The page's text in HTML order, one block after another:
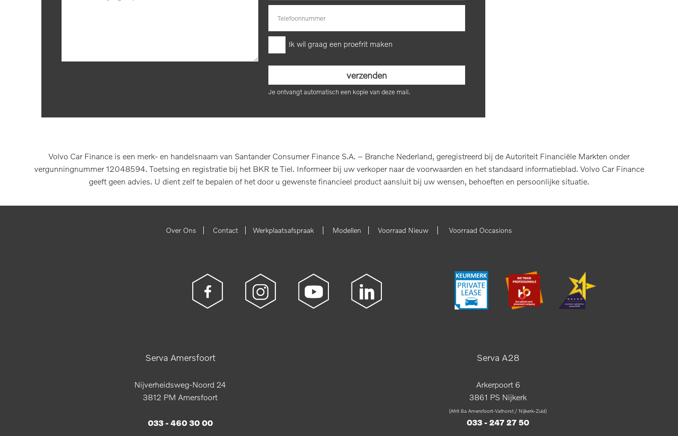
Ik wil graag een proefrit maken
Je ontvangt automatisch een kopie van deze mail.
Volvo Car Finance is een merk- en handelsnaam van Santander Consumer Finance S.A. – Branche Nederland, geregistreerd bij de Autoriteit Financiële Markten onder
vergunningnummer 12048594. Toetsing en registratie bij het BKR te Tiel. Informeer bij uw verkoper naar de voorwaarden en het standaard informatieblad. Volvo Car Finance
geeft geen advies. U dient zelf te bepalen of het door u gewenste financieel product aansluit bij uw wensen, behoeften en persoonlijke situatie.
Over Ons | Contact | Werkplaatsafspraak | Modellen | Voorraad Nieuw | Voorraad Occasions
Serva Amersfoort
Nijverheidsweg-Noord 24
3812 PM Amersfoort
033 - 460 30 00
Serva A28
Arkerpoort 6
3861 PS Nijkerk
(Afrit 8a Amersfoort-Vathorst / Nijkerk-Zuid)
033 - 247 27 50